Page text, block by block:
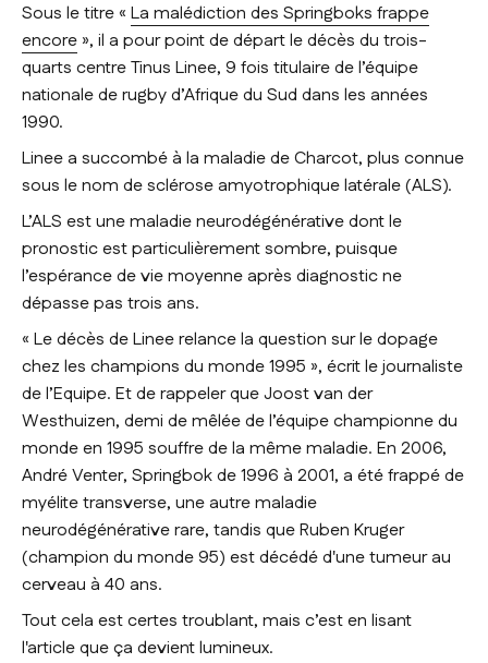
Sous le titre « La malédiction des Springboks frappe
encore », il a pour point de départ le décès du trois-
quarts centre Tinus Linee, 9 fois titulaire de l’équipe
nationale de rugby d’Afrique du Sud dans les années
1990.
Linee a succombé à la maladie de Charcot, plus connue
sous le nom de sclérose amyotrophique latérale (ALS).
L’ALS est une maladie neurodégénérative dont le
pronostic est particulièrement sombre, puisque
l’espérance de vie moyenne après diagnostic ne
dépasse pas trois ans.
« Le décès de Linee relance la question sur le dopage
chez les champions du monde 1995 », écrit le journaliste
de l’Equipe. Et de rappeler que Joost van der
Westhuizen, demi de mêlée de l’équipe championne du
monde en 1995 souffre de la même maladie. En 2006,
André Venter, Springbok de 1996 à 2001, a été frappé de
myélite transverse, une autre maladie
neurodégénérative rare, tandis que Ruben Kruger
(champion du monde 95) est décédé d'une tumeur au
cerveau à 40 ans.
Tout cela est certes troublant, mais c’est en lisant
l'article que ça devient lumineux.